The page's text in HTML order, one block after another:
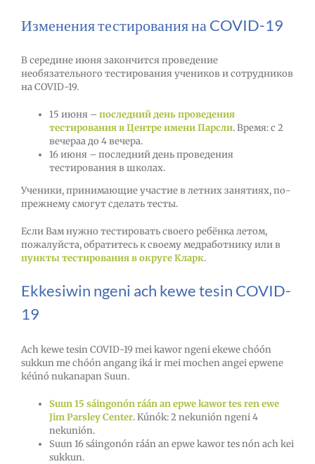
Изменения тестирования на COVID-19
В середине июня закончится проведение
необязательного тестирования учеников и сотрудников
на COVID-19.
15 июня – последний день проведения
тестирования в Центре имени Парсли. Время: с 2
вечераа до 4 вечера.
16 июня – последний день проведения
тестирования в школах.
Ученики, принимающие участие в летних занятиях, по-
прежнему смогут сделать тесты.
Если Вам нужно тестировать своего ребёнка летом,
пожалуйста, обратитесь к своему медработнику или в
пункты тестирования в округе Кларк.
Ekkesiwin ngeni ach kewe tesin COVID-
19
Ach kewe tesin COVID-19 mei kawor ngeni ekewe chóón
sukkun me chóón angang iká ir mei mochen angei epwene
kéúnó nukanapan Suun.
Suun 15 sáingonón ráán an epwe kawor tes ren ewe
Jim Parsley Center. Kúnók: 2 nekunión ngeni 4
nekunión.
Suun 16 sáingonón ráán an epwe kawor tes nón ach kei
sukkun.